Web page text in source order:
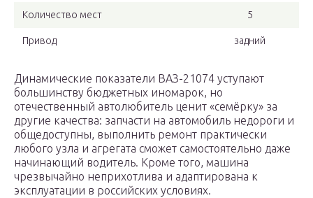
Количество мест 5
Привод задний
Динамические показатели ВАЗ-21074 уступают
большинству бюджетных иномарок, но
отечественный автолюбитель ценит «семёрку» за
другие качества: запчасти на автомобиль недороги и
общедоступны, выполнить ремонт практически
любого узла и агрегата сможет самостоятельно даже
начинающий водитель. Кроме того, машина
чрезвычайно неприхотлива и адаптирована к
эксплуатации в российских условиях.